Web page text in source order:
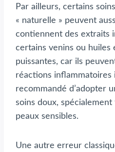
Par ailleurs, certains
« naturelle » peuvent
contiennent des extraits
certains venins ou huiles
puissantes, car ils
réactions inflammatoires
recommandé d’adopter
soins doux,
peaux sensibles.
Une autre erreur